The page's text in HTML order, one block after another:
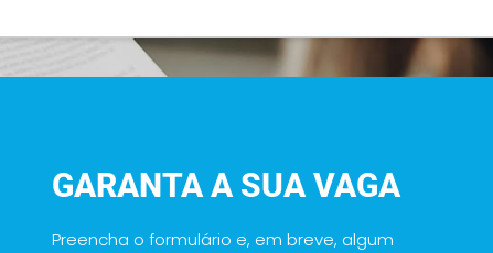
GARANTA A SUA VAGA
Preencha o formulário e, em breve, algum